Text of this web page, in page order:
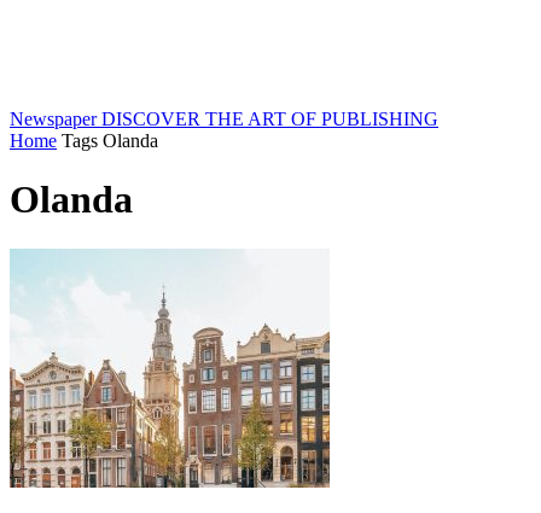
Newspaper DISCOVER THE ART OF PUBLISHING
Home Tags Olanda
Olanda